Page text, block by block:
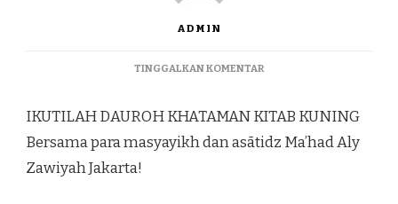
ADMIN
TINGGALKAN KOMENTAR
IKUTILAH DAUROH KHATAMAN KITAB KUNING
Bersama para masyayikh dan asātidz Ma’had Aly
Zawiyah Jakarta!